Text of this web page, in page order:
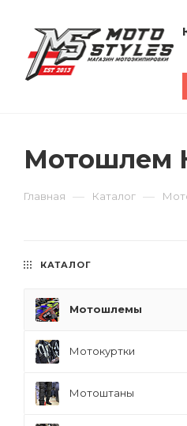
Мотошлем
Главная — Каталог —
КАТАЛОГ
Мотошлемы
Мотокуртки
Мотоштаны